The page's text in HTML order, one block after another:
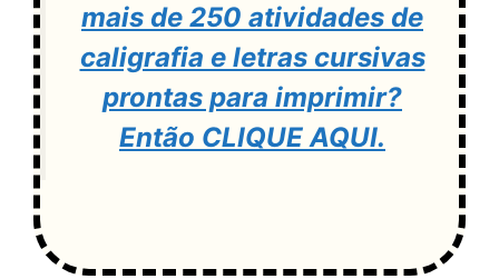
mais de 250 atividades de
caligrafia e letras cursivas
prontas para imprimir?
Então CLIQUE AQUI.